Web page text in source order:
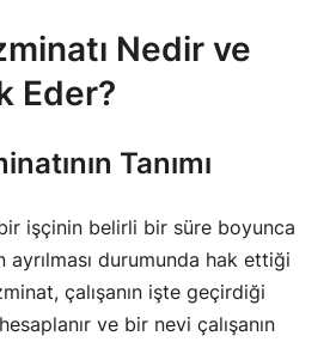
Nedir ve
Eder?
Tanımı
işçinin belirli bir süre boyunca
ayrılması durumunda hak ettiği
çalışanın işte geçirdiği
ve bir nevi çalışanın